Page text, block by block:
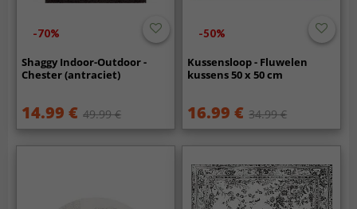
-70%
Shaggy Indoor-Outdoor -
Chester (antraciet)
14.99 € 49.99 €
-50%
Kussensloop - Fluwelen
kussens 50 x 50 cm
16.99 € 34.99 €